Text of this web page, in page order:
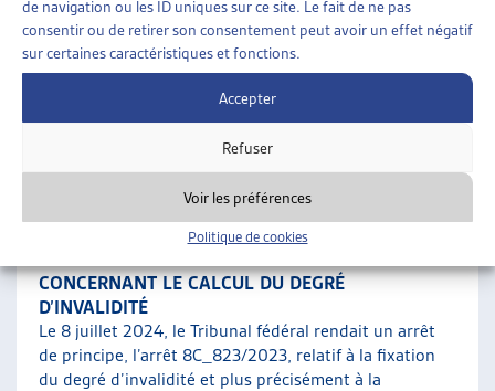
de navigation ou les ID uniques sur ce site. Le fait de ne pas
consentir ou de retirer son consentement peut avoir un effet négatif
sur certaines caractéristiques et fonctions.
Accepter
Refuser
Voir les préférences
Politique de cookies
Le jugement du Tribunal fédéral porte sur la version du RAI
en vigueur jusqu’au 31 décembre 2023. Les répercussions de
cette jurisprudence sur la teneur actuelle de l’article 26bis
RAI ne sont pas abordées par la Cour.
SUR LE MÊME THÈME…
3 SEPTEMBRE 2024
CONCERNANT LE CALCUL DU DEGRÉ
D’INVALIDITÉ
Le 8 juillet 2024, le Tribunal fédéral rendait un arrêt
de principe, l’arrêt 8C_823/2023, relatif à la fixation
du degré d’invalidité et plus précisément à la